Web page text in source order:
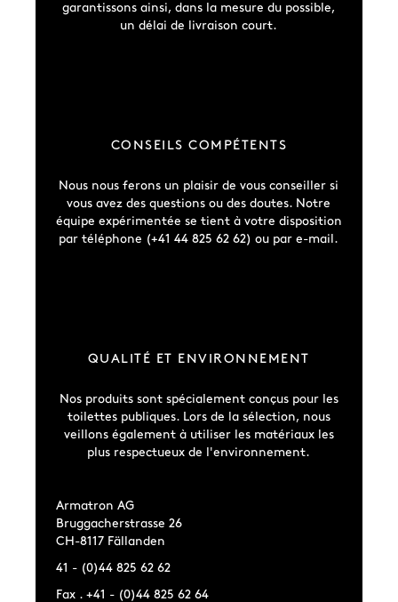
garantissons ainsi, dans la mesure du possible,
un délai de livraison court.
CONSEILS COMPÉTENTS
Nous nous ferons un plaisir de vous conseiller si
vous avez des questions ou des doutes. Notre
équipe expérimentée se tient à votre disposition
par téléphone (+41 44 825 62 62) ou par e-mail.
QUALITÉ ET ENVIRONNEMENT
Nos produits sont spécialement conçus pour les
toilettes publiques. Lors de la sélection, nous
veillons également à utiliser les matériaux les
plus respectueux de l'environnement.
Armatron AG
Bruggacherstrasse 26
CH-8117 Fällanden
41 - (0)44 825 62 62
Fax . +41 - (0)44 825 62 64